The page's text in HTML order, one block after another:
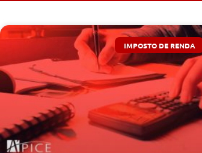
IMPOSTO DE RENDA